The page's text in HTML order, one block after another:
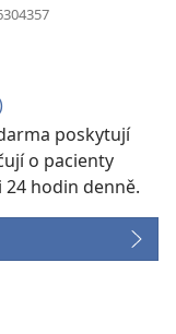
poskytují
o pacienty
24 hodin denně.